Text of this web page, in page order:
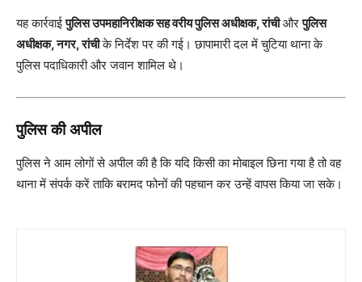
यह कार्रवाईपुलिस उपमहानिरीक्षक सह वरीय पुलिस अधीक्षक, रांचीऔरपुलिस
अधीक्षक, नगर, रांचीके निर्देश पर की गई। छापामारी दल में चुटिया थाना के
पुलिस पदाधिकारी और जवान शामिल थे।
पुलिस की अपील
पुलिस ने आम लोगों से अपील की है कि यदि किसी का मोबाइल छिना गया है तो वह
थाना में संपर्क करें ताकि बरामद फोनों की पहचान कर उन्हें वापस किया जा सके।